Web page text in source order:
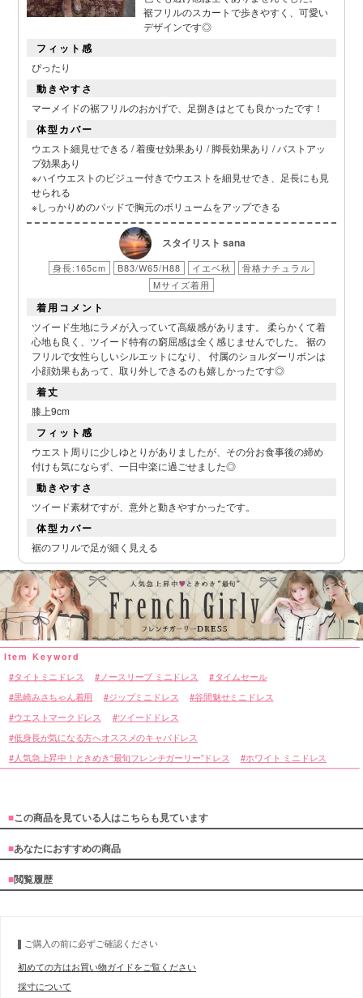
■カラーバリエーション
裾フリルのスカートで歩きやすく、可愛い
デザインです◎
フィット感
ぴったり
動きやすさ
マーメイドの裾フリルのおかげで、足捌きはとても良かったです！
体型カバー
ウエスト細見せできる / 着痩せ効果あり / 脚長効果あり / バストアッ
プ効果あり
※ハイウエストのビジュー付きでウエストを細見せでき、足長にも見
せられる
※しっかりめのパッドで胸元のボリュームをアップできる
スタイリスト sana
身長:165cm B83/W65/H88 イエベ秋
骨格ナチュラル
Mサイズ着用
着用コメント
ツイード生地にラメが入っていて高級感があります。 柔らかくて着
心地も良く、ツイード特有の窮屈感は全く感じませんでした。 裾の
フリルで女性らしいシルエットになり、 付属のショルダーリボンは
小顔効果もあって、取り外しできるのも嬉しかったです◎
着丈
膝上9cm
フィット感
ウエスト周りに少しゆとりがありましたが、その分お食事後の締め
付けも気にならず、一日中楽に過ごせました◎
動きやすさ
ツイード素材ですが、意外と動きやすかったです。
体型カバー
裾のフリルで足が細く見える
タイトミニドレス ノースリーブ ミニドレス タイムセール
黒崎みさちゃん着用 ジップミニドレス 谷間魅せミニドレス
ウエストマークドレス
ツイードドレス
低身長が気になる方へオススメのキャバドレス
人気急上昇中！ときめき“最旬フレンチガーリー”ドレス
ホワイト ミニドレス
■この商品を見ている人はこちらも見ています
■あなたにおすすめの商品
■閲覧履歴
ご購入の前に必ずご確認ください
初めての方はお買い物ガイドをご覧ください
採寸について